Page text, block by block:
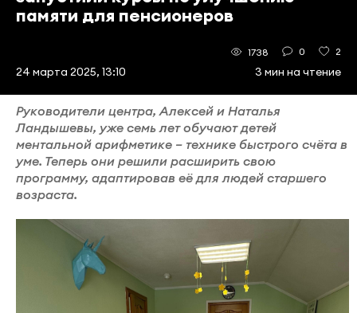
памяти для пенсионеров
24 марта 2025, 13:10
1738 0 2
3 мин на чтение
Руководители центра, Алексей и Наталья
Ландышевы, уже семь лет обучают детей
ментальной арифметике – технике быстрого счёта в
уме. Теперь они решили расширить свою
программу, адаптировав её для людей старшего
возраста.